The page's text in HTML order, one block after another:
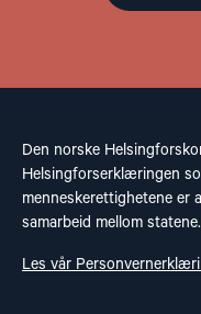
Den norske
Helsingforserklæringen
menneskerettighetene er
samarbeid mellom statene.
Les vår